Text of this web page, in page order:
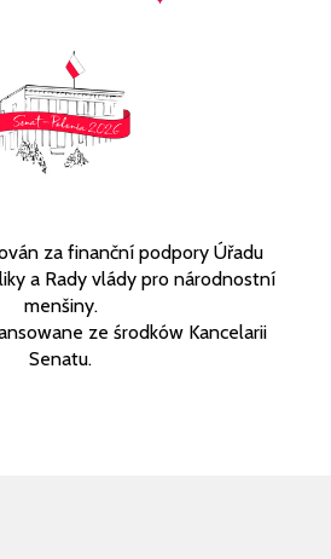
za finanční podpory Úřadu
a Rady vlády pro národnostní
menšiny.
ze środków Kancelarii
Senatu.